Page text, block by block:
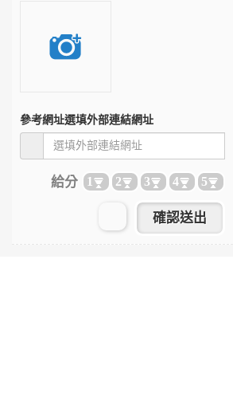
參考網址選填外部連結網址
給分 1 2 3 4 5